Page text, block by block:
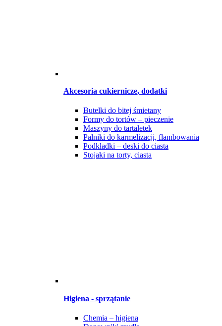
Akcesoria cukiernicze, dodatki
Butelki do bitej śmietany
Formy do tortów – pieczenie
Maszyny do tartaletek
Palniki do karmelizacji, flambowania
Podkładki – deski do ciasta
Stojaki na torty, ciasta
Higiena - sprzątanie
Chemia – higiena